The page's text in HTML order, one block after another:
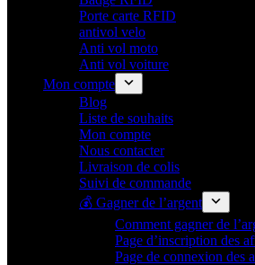
Porte carte​ RFID
antivol velo
Anti vol moto
Anti vol voiture
Mon compte
Blog
Liste de souhaits
Mon compte
Nous contacter
Livraison de colis
Suivi de commande
💰 Gagner de l’argent
Comment gagner de
Page d’inscription des
Page de connexion des